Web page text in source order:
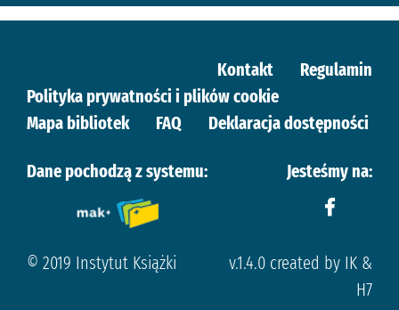
Kontakt
Regulamin
Polityka prywatności i plików cookie
Mapa bibliotek
FAQ Deklaracja dostępności
Dane pochodzą z systemu: Jesteśmy na:
© 2019 Instytut Książki
v.1.4.0 created by IK &
H7